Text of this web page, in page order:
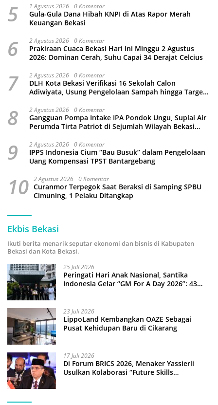
5 1 Agustus 2026 0 Komentar
Gula-Gula Dana Hibah KNPI di Atas Rapor Merah
Keuangan Bekasi
6 2 Agustus 2026 0 Komentar
Prakiraan Cuaca Bekasi Hari Ini Minggu 2 Agustus
2026: Dominan Cerah, Suhu Capai 34 Derajat Celcius
7 2 Agustus 2026 0 Komentar
DLH Kota Bekasi Verifikasi 16 Sekolah Calon
Adiwiyata, Usung Pengelolaan Sampah hingga Target
8 2 Agustus 2026 0 Komentar
Gangguan Pompa Intake IPA Pondok Ungu, Suplai Air
Perumda Tirta Patriot di Sejumlah Wilayah Bekasi
9 2 Agustus 2026 0 Komentar
IPPS Indonesia Cium “Bau Busuk” dalam Pengelolaan
Uang Kompensasi TPST Bantargebang
10 2 Agustus 2026 0 Komentar
Curanmor Terpegok Saat Beraksi di Samping SPBU
Cimuning, 1 Pelaku Ditangkap
Ekbis Bekasi
Ikuti berita menarik seputar ekonomi dan bisnis di Kabupaten
Bekasi dan Kota Bekasi.
25 Juli 2026
Peringati Hari Anak Nasional, Santika
Indonesia Gelar “GM For A Day 2026”: 43
23 Juli 2026
LippoLand Kembangkan OAZE Sebagai
Pusat Kehidupan Baru di Cikarang
17 Juli 2026
Di Forum BRICS 2026, Menaker Yassierli
Usulkan Kolaborasi “Future Skills